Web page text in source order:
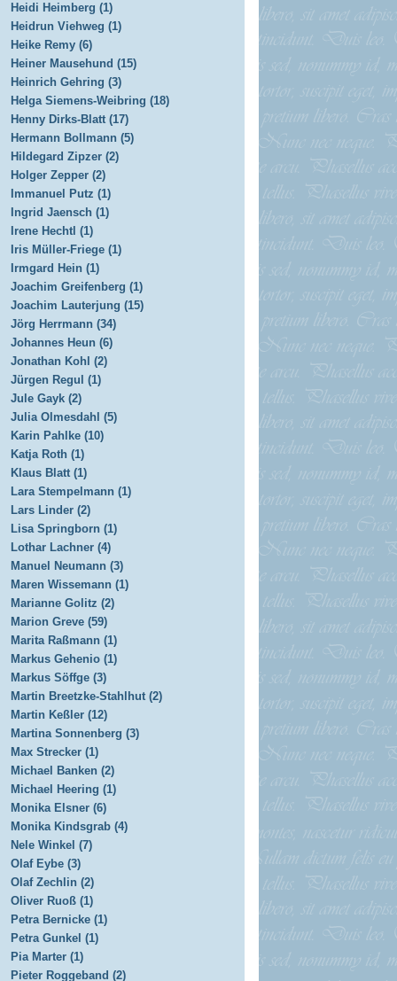
Heidi Heimberg (1)
Heidrun Viehweg (1)
Heike Remy (6)
Heiner Mausehund (15)
Heinrich Gehring (3)
Helga Siemens-Weibring (18)
Henny Dirks-Blatt (17)
Hermann Bollmann (5)
Hildegard Zipzer (2)
Holger Zepper (2)
Immanuel Putz (1)
Ingrid Jaensch (1)
Irene Hechtl (1)
Iris Müller-Friege (1)
Irmgard Hein (1)
Joachim Greifenberg (1)
Joachim Lauterjung (15)
Jörg Herrmann (34)
Johannes Heun (6)
Jonathan Kohl (2)
Jürgen Regul (1)
Jule Gayk (2)
Julia Olmesdahl (5)
Karin Pahlke (10)
Katja Roth (1)
Klaus Blatt (1)
Lara Stempelmann (1)
Lars Linder (2)
Lisa Springborn (1)
Lothar Lachner (4)
Manuel Neumann (3)
Maren Wissemann (1)
Marianne Golitz (2)
Marion Greve (59)
Marita Raßmann (1)
Markus Gehenio (1)
Markus Söffge (3)
Martin Breetzke-Stahlhut (2)
Martin Keßler (12)
Martina Sonnenberg (3)
Max Strecker (1)
Michael Banken (2)
Michael Heering (1)
Monika Elsner (6)
Monika Kindsgrab (4)
Nele Winkel (7)
Olaf Eybe (3)
Olaf Zechlin (2)
Oliver Ruoß (1)
Petra Bernicke (1)
Petra Gunkel (1)
Pia Marter (1)
Pieter Roggeband (2)